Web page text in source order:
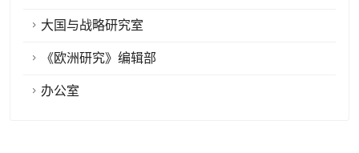
大国与战略研究室
《欧洲研究》编辑部
办公室